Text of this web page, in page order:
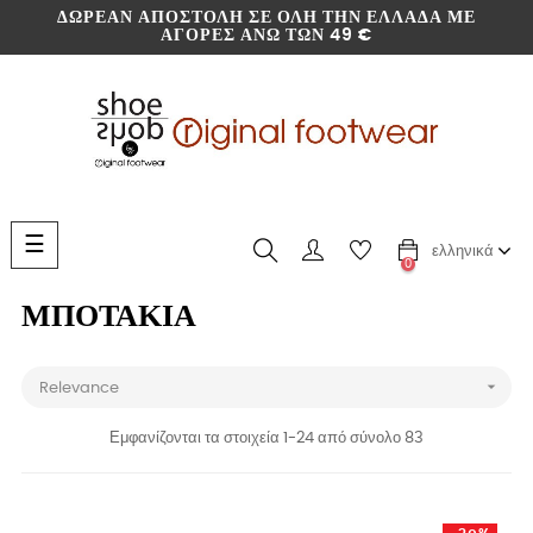
ΔΩΡΕΆΝ ΑΠΟΣΤΟΛΉ ΣΕ ΌΛΗ ΤΗΝ ΕΛΛΆΔΑ ΜΕ
ΑΓΟΡΈΣ ΆΝΩ ΤΩΝ 49 €
Toggle
navigation
☰
0
ελληνικά
ΜΠΟΤΆΚΙΑ
Relevance 
Εμφανίζονται τα στοιχεία 1-24 από σύνολο 83